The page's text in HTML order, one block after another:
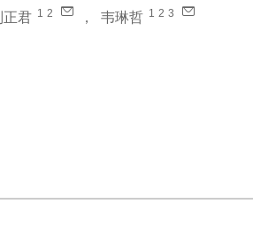
正君 1 2 ， 韦琳哲 1 2 3